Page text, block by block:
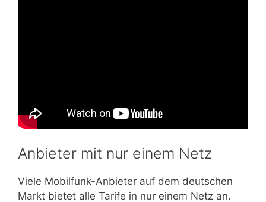
Anbieter mit nur einem Netz
Viele Mobilfunk-Anbieter auf dem deutschen
Markt bietet alle Tarife in nur einem Netz an.